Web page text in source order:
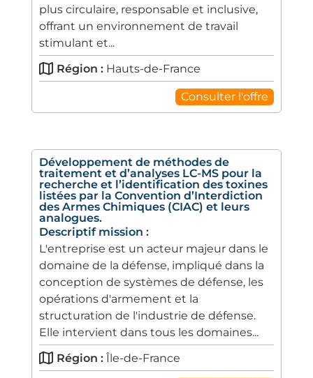
plus circulaire, responsable et inclusive,
offrant un environnement de travail
stimulant et...
Région : Hauts-de-France
Consulter l'offre
Développement de méthodes de
traitement et d’analyses LC-MS pour la
recherche et l’identification des toxines
listées par la Convention d’Interdiction
des Armes Chimiques (CIAC) et leurs
analogues.
Descriptif mission :
L'entreprise est un acteur majeur dans le
domaine de la défense, impliqué dans la
conception de systèmes de défense, les
opérations d'armement et la
structuration de l'industrie de défense.
Elle intervient dans tous les domaines...
Région : Île-de-France